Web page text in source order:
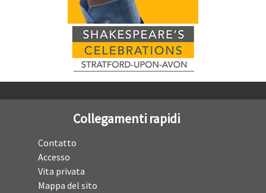
Collegamenti rapidi
Contatto
Accesso
Vita privata
Mappa del sito